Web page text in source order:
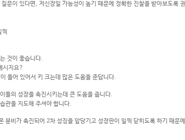
문이 있다면, 저신장일 가능성이 높기 때문에 정확한 진찰을 받아보도록
찍
것이 좋습니다.
시지요?
들어 있어서 키 크는데 많은 도움을 준답니다.
들의 성장을 촉진시키는데 큰 도움을 줍니다.
관을 지도해 주셔야 합니다.
분비가 촉진되어 2차 성징을 앞당기고 성장판이 일찍 닫히도록 하기 때문에